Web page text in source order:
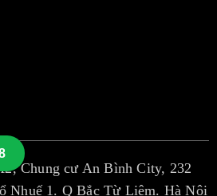
Chung cư An Bình City, 232
Nhuế 1. Q Bắc Từ Liêm. Hà Nội